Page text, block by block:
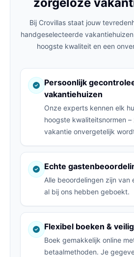
Bij Crovillas staat jouw
handgeselecteerde
hoogste kwaliteit en een
Persoonlijk
vakantiehuizen
Onze experts kennen elk
hoogste kwaliteitsnormen
vakantie onvergetelijk
Echte
Alle beoordelingen zijn van
al bij ons hebben geboekt.
Flexibel boeken &
Boek gemakkelijk online
betaalmethoden. Je